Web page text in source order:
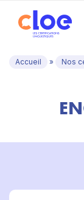
Accueil » Nos